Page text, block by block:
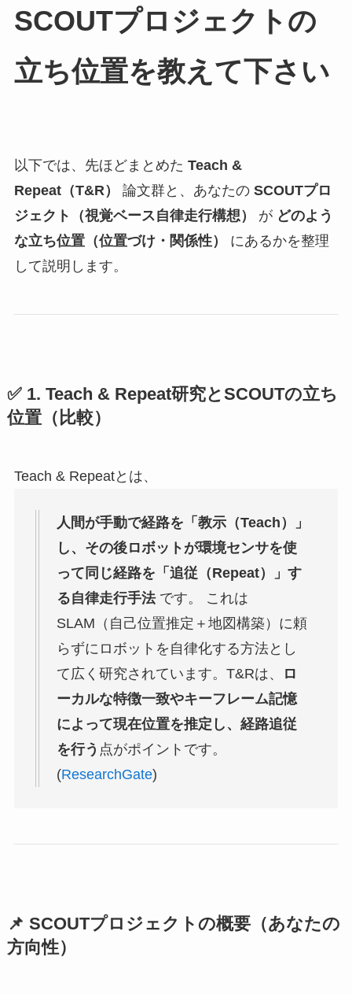
SCOUTプロジェクトの
立ち位置を教えて下さい
以下では、先ほどまとめた Teach &
Repeat（T&R）
論文群と、あなたの SCOUTプロ
ジェクト（視覚ベース自律走行構想）
が どのよう
な立ち位置（位置づけ・関係性）
にあるかを整理
して説明します。
✅ 1. Teach & Repeat研究とSCOUTの立ち
位置（比較）
Teach & Repeatとは、
人間が手動で経路を「教示（Teach）」
し、その後ロボットが環境センサを使
って同じ経路を「追従（Repeat）」す
る自律走行手法です。 これは
SLAM（自己位置推定＋地図構築）に頼
らずにロボットを自律化する方法とし
て広く研究されています。T&Rは、
ロ
ーカルな特徴一致やキーフレーム記憶
によって現在位置を推定し、経路追従
を行う 点がポイントです。
(ResearchGate)
📌 SCOUTプロジェクトの概要（あなたの
方向性）